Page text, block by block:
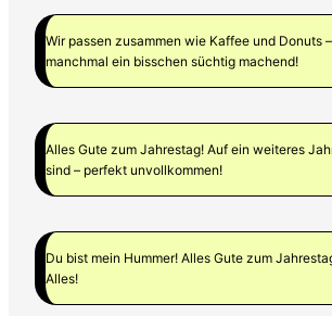
Wir passen zusammen wie Kaffee und Donuts
manchmal ein bisschen süchtig machend!
Alles Gute zum Jahrestag! Auf ein weiteres
sind – perfekt unvollkommen!
Du bist mein Hummer! Alles Gute zum
Alles!